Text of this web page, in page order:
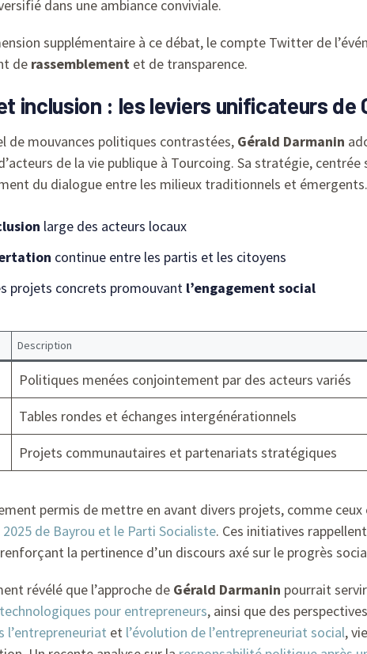
dans une ambiance conviviale.
supplémentaire à ce débat, le compte Twitter de
de rassemblement et de transparence.
inclusion : les leviers unificateurs de
de mouvances politiques contrastées, Gérald Darmanin
de la vie publique à Tourcoing. Sa stratégie,
du dialogue entre les milieux traditionnels et émergents.
large des acteurs locaux
continue entre les partis et les citoyens
projets concrets promouvant l’engagement social
Description
Politiques menées conjointement par des acteurs variés
Tables rondes et échanges intergénérationnels
Projets communautaires et partenariats stratégiques
permis de mettre en avant divers projets, comme
de Bayrou et le Parti Socialiste. Ces initiatives
la pertinence d’un discours axé sur le progrès
révélé que l’approche de Gérald Darmanin pourrait
pour entrepreneurs, ainsi que des
l’entrepreneuriat et l’évolution de l’entrepreneuriat social,